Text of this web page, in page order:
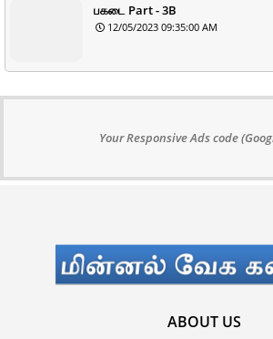
பகடை Part - 3B
12/05/2023 09:35:00 AM
Your Responsive Ads code
ABOUT US